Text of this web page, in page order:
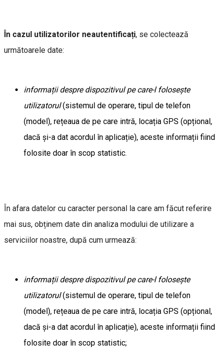
În cazul utilizatorilor neautentificați, se colectează
următoarele date:
informații despre dispozitivul pe care-l folosește
utilizatorul(sistemul de operare, tipul de telefon
(model), rețeaua de pe care intră, locația GPS (opțional,
dacă și-a dat acordul în aplicație), aceste informații fiind
folosite doar în scop statistic.
În afara datelor cu caracter personal la care am făcut referire
mai sus, obținem date din analiza modului de utilizare a
serviciilor noastre, după cum urmează:
informații despre dispozitivul pe care-l folosește
utilizatorul(sistemul de operare, tipul de telefon
(model), rețeaua de pe care intră, locația GPS (opțional,
dacă și-a dat acordul în aplicație), aceste informații fiind
folosite doar în scop statistic;